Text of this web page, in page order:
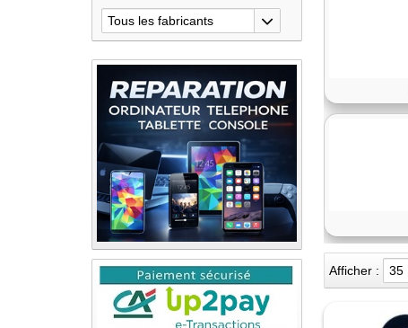
Tous les fabricants
Afficher : 35